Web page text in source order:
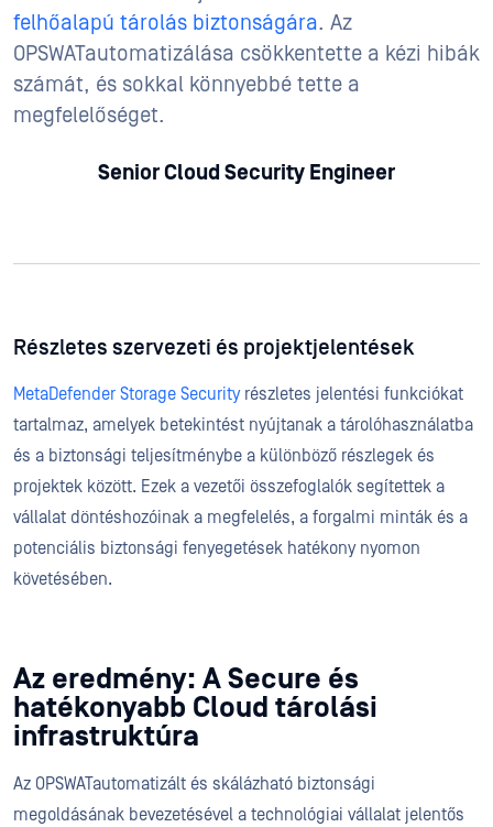
felhőalapú tárolás biztonságára. Az
OPSWATautomatizálása csökkentette a kézi hibák
számát, és sokkal könnyebbé tette a
megfelelőséget.
Senior Cloud Security Engineer
Részletes szervezeti és projektjelentések
MetaDefender Storage Securityrészletes jelentési funkciókat
tartalmaz, amelyek betekintést nyújtanak a tárolóhasználatba
és a biztonsági teljesítménybe a különböző részlegek és
projektek között. Ezek a vezetői összefoglalók segítettek a
vállalat döntéshozóinak a megfelelés, a forgalmi minták és a
potenciális biztonsági fenyegetések hatékony nyomon
követésében.
Az eredmény: A Secure és
hatékonyabb Cloud tárolási
infrastruktúra
Az OPSWATautomatizált és skálázható biztonsági
megoldásának bevezetésével a technológiai vállalat jelentős